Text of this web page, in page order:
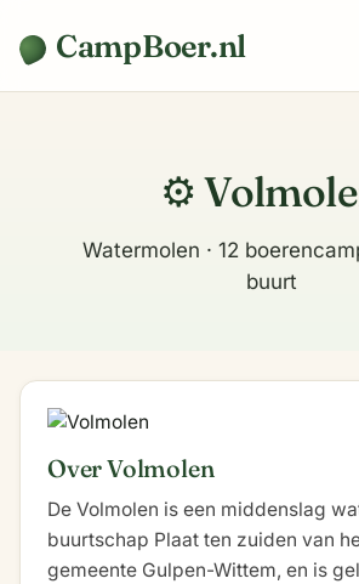
CampBoer.nl
⚙️
Watermolen · 12
buurt
Over Volmolen
De Volmolen is een middenslag
buurtschap Plaat ten zuiden van
gemeente Gulpen-Wittem, en is